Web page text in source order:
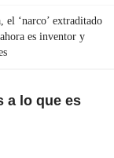
el ‘narco’ extraditado
es inventor y
a lo que es